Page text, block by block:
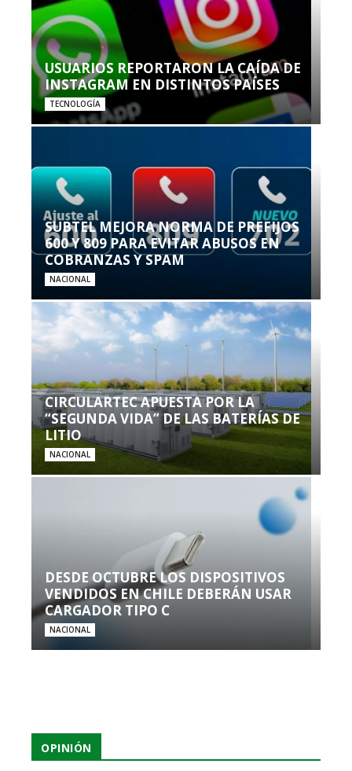
USUARIOS REPORTARON LA CAÍDA DE
INSTAGRAM EN DISTINTOS PAÍSES
TECNOLOGÍA
SUBTEL MEJORA NORMA DE PREFIJOS
600 Y 809 PARA EVITAR ABUSOS EN
COBRANZAS Y SPAM
NACIONAL
CIRCULARTEC APUESTA POR LA
“SEGUNDA VIDA” DE LAS BATERÍAS DE
LITIO
NACIONAL
DESDE OCTUBRE LOS DISPOSITIVOS
VENDIDOS EN CHILE DEBERÁN USAR
CARGADOR TIPO C
NACIONAL
OPINIÓN